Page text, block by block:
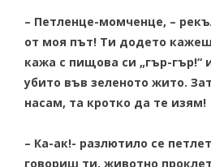
– Петленце-момченце, –
от моя път! Ти додето
кажа с пищова си „гър-
убито във зеленото жито.
насам, та кротко да те изям!
– Ка-ак!- разлютило се
говориш ти, животно